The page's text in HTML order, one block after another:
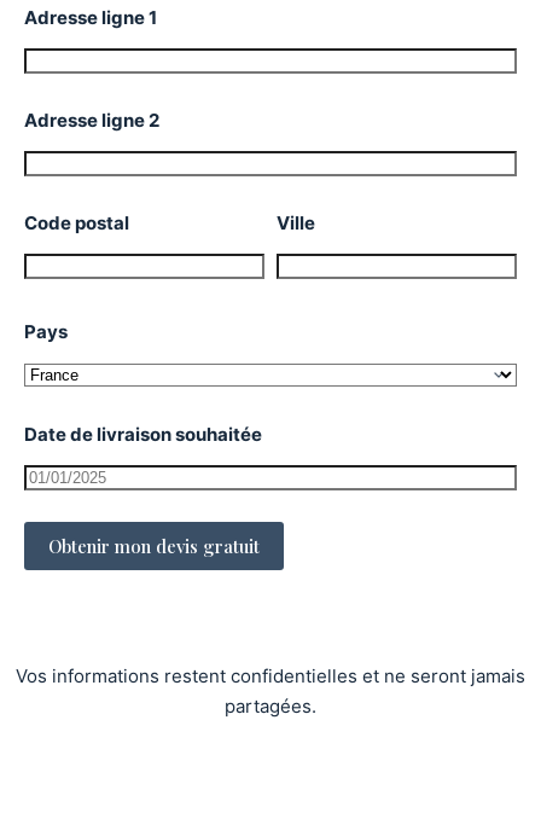
Adresse ligne 1
Adresse ligne 2
Code postal Ville
Pays
Date de livraison souhaitée
Vos informations restent confidentielles et ne seront jamais
partagées.